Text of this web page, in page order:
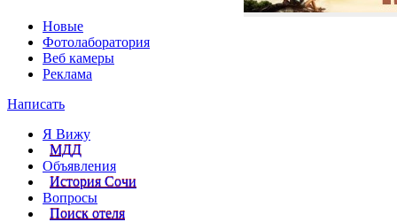
Новые
Фотолаборатория
Веб камеры
Реклама
Написать
Я Вижу
МДД
Объявления
История Сочи
Вопросы
Поиск отеля